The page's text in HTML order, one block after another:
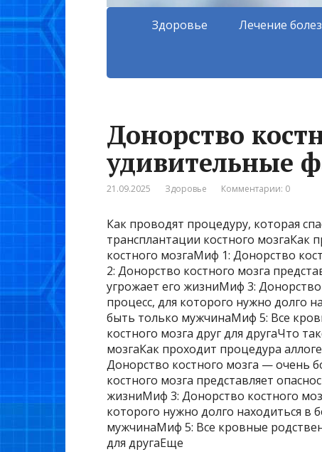
Здоровье Лечение
Донорство
удивительные
21.09.2025 Здоровье Комментарии: 0
Как проводят процедуру, которая
трансплантации костного мозгаКак
костного мозгаМиф 1: Донорство
2: Донорство костного мозга
угрожает его жизниМиф 3:
процесс, для которого нужно долго
быть только мужчинаМиф 5: Все
костного мозга друг для другаЧто
мозгаКак проходит процедура
Донорство костного мозга — очень
костного мозга представляет
жизниМиф 3: Донорство костного
которого нужно долго находиться
мужчинаМиф 5: Все кровные
для другаЕще